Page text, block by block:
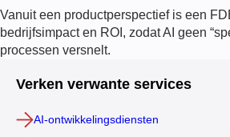
Vanuit een productperspectief is een
bedrijfsimpact en ROI, zodat AI geen
processen versnelt.
Verken verwante services
AI-ontwikkelingsdiensten